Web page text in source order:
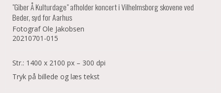
"Giber Å Kulturdage" afholder koncert i Vilhelmsborg skovene ved
Beder, syd for Aarhus
Fotograf Ole Jakobsen
20210701-015
Str.: 1400 x 2100 px – 300 dpi
Tryk på billede og læs tekst